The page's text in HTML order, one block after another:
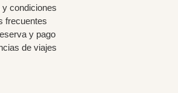
condiciones
frecuentes
y pago
de viajes